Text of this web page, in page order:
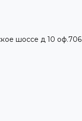
шоссе д 10 оф.706